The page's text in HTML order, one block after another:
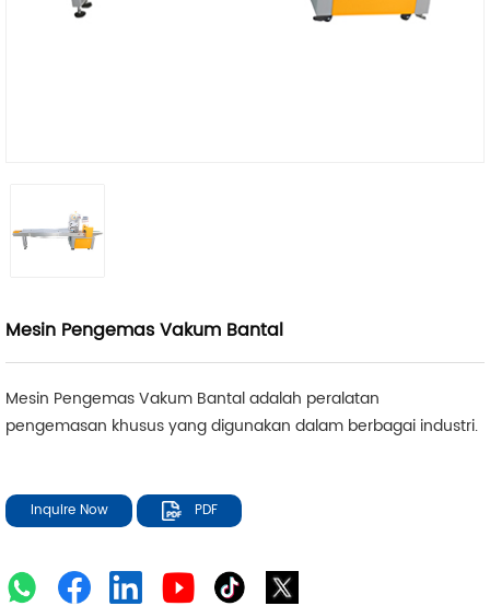
Mesin Pengemas Vakum Bantal
Mesin Pengemas Vakum Bantal adalah peralatan
pengemasan khusus yang digunakan dalam berbagai industri.
Inquire Now PDF